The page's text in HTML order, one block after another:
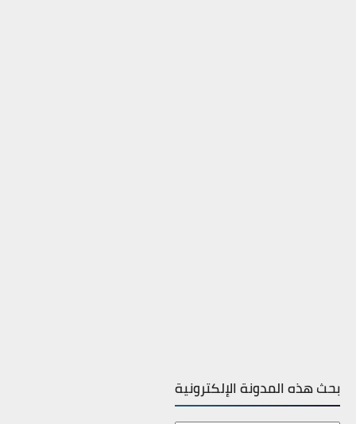
بحث هذه المدونة الإلكترونية